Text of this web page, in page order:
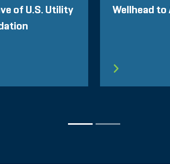
of U.S. Utility
Wellhead to